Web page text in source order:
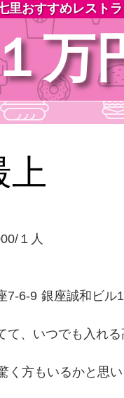
里おすすめレスト
万
１人
7-6-9 銀座誠和ビ
て、いつでも入れ
く方もいるかと思